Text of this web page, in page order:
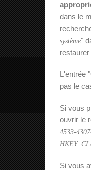
dans le
système"
L'entrée
pas le
Si vous
ouvrir le
4533-
Si vous